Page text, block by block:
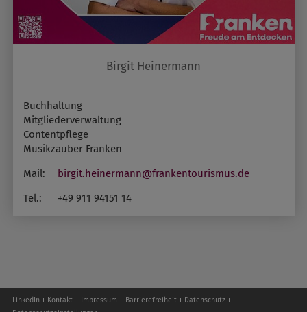
Birgit Heinermann
Buchhaltung
Mitgliederverwaltung
Contentpflege
Musikzauber Franken
Mail:
birgit.heinermann@frankentourismus.de
Tel.:
+49 911 94151 14
LinkedIn Kontakt Impressum Barrierefreiheit
Datenschutz